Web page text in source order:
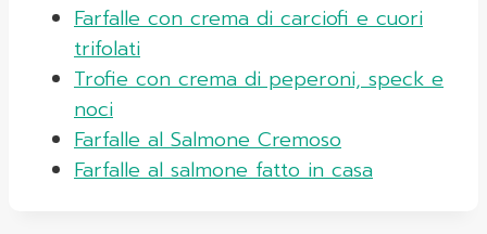
Farfalle con crema di carciofi e cuori
trifolati
Trofie con crema di peperoni, speck e
noci
Farfalle al Salmone Cremoso
Farfalle al salmone fatto in casa